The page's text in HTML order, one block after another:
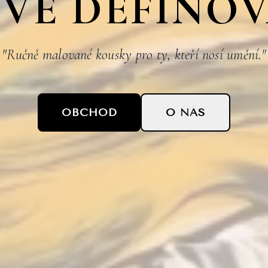
"Ručně malované kousky pro ty, kteří nosí umění."
OBCHOD O NÁS